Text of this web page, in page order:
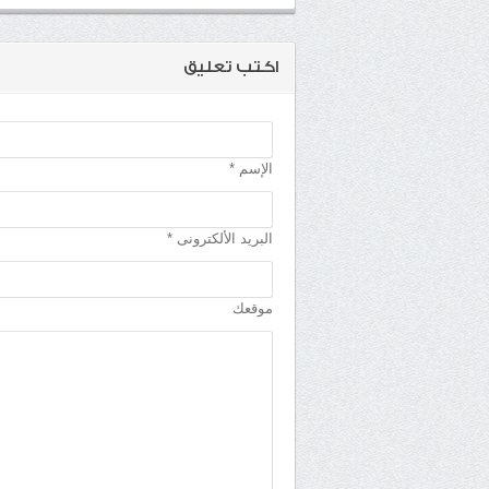
اكتب تعليق
الإسم *
البريد الألكترونى *
موقعك